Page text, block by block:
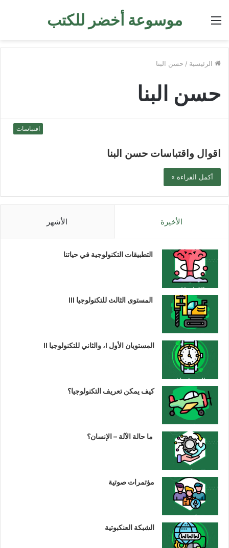
موسوعة أخضر للكتب القائمة
الرئيسية / حسن البنا
حسن البنا
اقتباسات
اقوال واقتباسات حسن البنا
أكمل القراءة »
الأخيرة الأشهر
التطبيقات التكنولوجية في حياتنا
المستوى الثالث للتكنولوجيا III
المستويان الأول I، والثاني للتكنولوجيا II
كيف يمكن تعريف التكنولوجيا؟
ما حالة الآلة – الإنسان؟
مؤتمرات صوتية
الشبكة العنكبوتية